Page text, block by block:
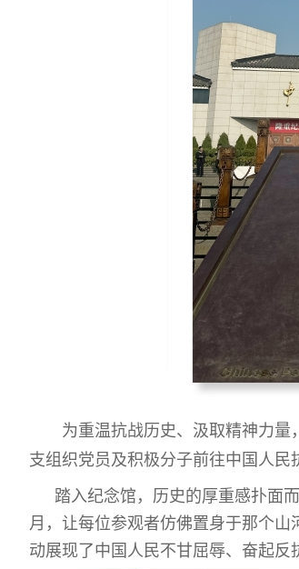
为重温抗战历史、汲取精神力量
支组织党员及积极分子前往中国人民
踏入纪念馆，历史的厚重感扑面
月，让每位参观者仿佛置身于那个
动展现了中国人民不甘屈辱、奋起反